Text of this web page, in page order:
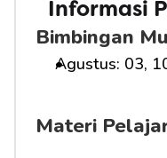
Informasi
Bimbingan
Agustus: 03,
Materi